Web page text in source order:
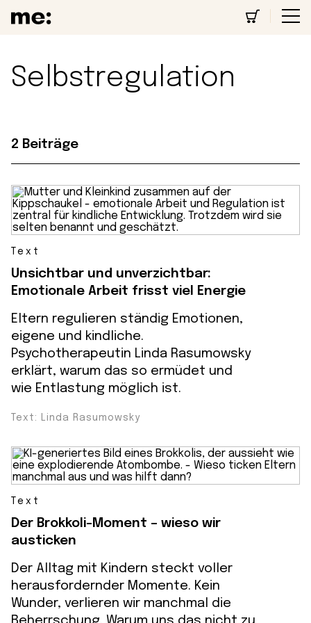
Selbstregulation
2 Beiträge
Text
Unsichtbar und unverzichtbar:
Emotionale Arbeit frisst viel Energie
Eltern regulieren ständig Emotionen,
eigene und kindliche.
Psychotherapeutin Linda Rasumowsky
erklärt, warum das so ermüdet und
wie Entlastung möglich ist.
Text: Linda Rasumowsky
Text
Der Brokkoli-Moment – wieso wir
austicken
Der Alltag mit Kindern steckt voller
herausfordernder Momente. Kein
Wunder, verlieren wir manchmal die